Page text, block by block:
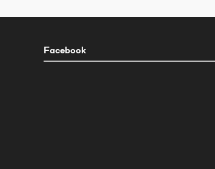
Facebook